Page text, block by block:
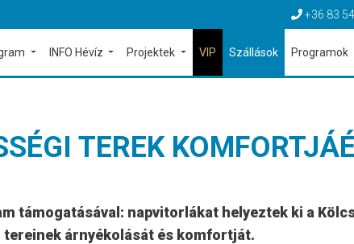
+36 83
INFO Hévíz Projektek VIP Szállások Programok
TEREK
támogatásával: napvitorlákat helyeztek ki a
tereinek árnyékolását és komfortját.